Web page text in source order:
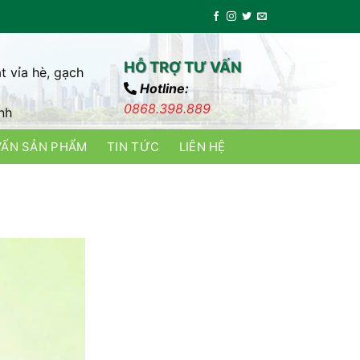
vỉa hè, gạch HỖ TRỢ TƯ VẤN
Hotline:
0868.398.889
SẢN PHẨM TIN TỨC LIÊN HỆ